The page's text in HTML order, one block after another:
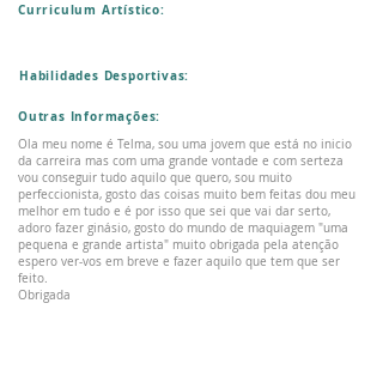
Curriculum Artístico:
Habilidades Desportivas:
Outras Informações:
Ola meu nome é Telma, sou uma jovem que está no inicio
da carreira mas com uma grande vontade e com serteza
vou conseguir tudo aquilo que quero, sou muito
perfeccionista, gosto das coisas muito bem feitas dou meu
melhor em tudo e é por isso que sei que vai dar serto,
adoro fazer ginásio, gosto do mundo de maquiagem "uma
pequena e grande artista" muito obrigada pela atenção
espero ver-vos em breve e fazer aquilo que tem que ser
feito.
Obrigada